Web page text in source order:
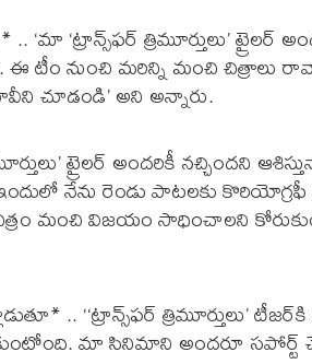
‘ట్రాన్స్‌ఫర్ త్రిమూర్తులు’ ట్రైలర్
ఈ టీం నుంచి మరిన్ని మంచి చిత్రాలు
చూడండి’ అని అన్నారు.
ట్రైలర్ అందరికీ నచ్చిందని
నేను రెండు పాటలకు
మంచి విజయం సాధించాలని
‘‘ట్రాన్స్‌ఫర్ త్రిమూర్తులు’
మా సినిమాని అందరూ